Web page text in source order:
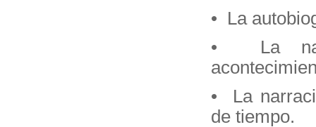
• La
• La
• La
de tiempo.